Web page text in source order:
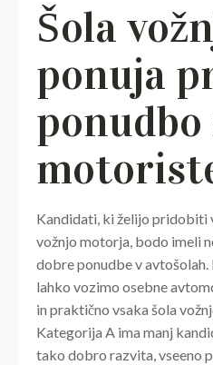
Šola
ponuja
ponudbo
Kandidati, ki želijo pridobiti
vožnjo motorja, bodo imeli
dobre ponudbe v
lahko vozimo osebne
in praktično vsaka šola
Kategorija A ima manj
tako dobro razvita, vseeno